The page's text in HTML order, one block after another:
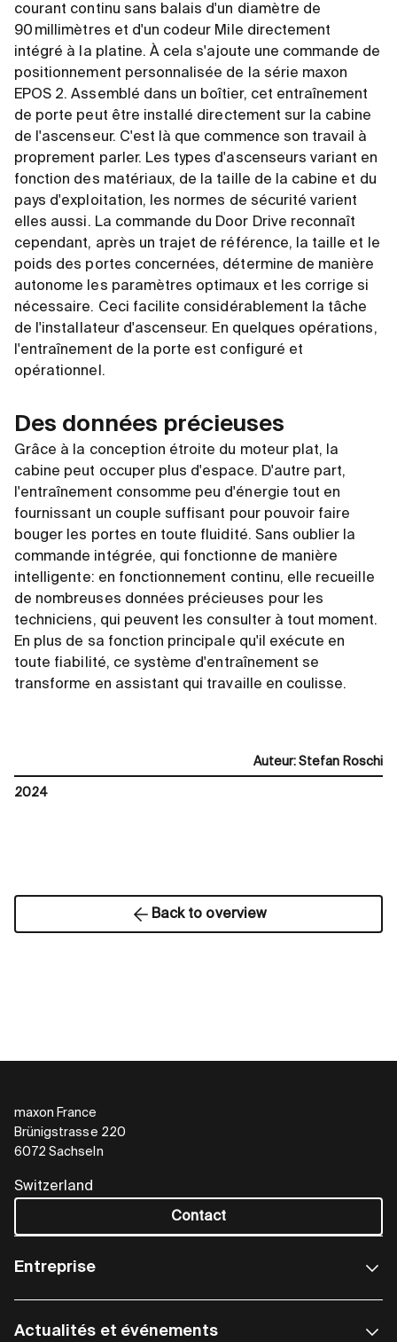
courant continu sans balais d'un diamètre de
90 millimètres et d'un codeur Mile directement
intégré à la platine. À cela s'ajoute une commande de
positionnement personnalisée de la série maxon
EPOS 2. Assemblé dans un boîtier, cet entraînement
de porte peut être installé directement sur la cabine
de l'ascenseur. C'est là que commence son travail à
proprement parler. Les types d'ascenseurs variant en
fonction des matériaux, de la taille de la cabine et du
pays d'exploitation, les normes de sécurité varient
elles aussi. La commande du Door Drive reconnaît
cependant, après un trajet de référence, la taille et le
poids des portes concernées, détermine de manière
autonome les paramètres optimaux et les corrige si
nécessaire. Ceci facilite considérablement la tâche
de l'installateur d'ascenseur. En quelques opérations,
l'entraînement de la porte est configuré et
opérationnel.
Des données précieuses
Grâce à la conception étroite du moteur plat, la
cabine peut occuper plus d'espace. D'autre part,
l'entraînement consomme peu d'énergie tout en
fournissant un couple suffisant pour pouvoir faire
bouger les portes en toute fluidité. Sans oublier la
commande intégrée, qui fonctionne de manière
intelligente: en fonctionnement continu, elle recueille
de nombreuses données précieuses pour les
techniciens, qui peuvent les consulter à tout moment.
En plus de sa fonction principale qu'il exécute en
toute fiabilité, ce système d'entraînement se
transforme en assistant qui travaille en coulisse.
Auteur: Stefan Roschi
2024
Back to overview
maxon France
Brünigstrasse 220
6072 Sachseln
Switzerland
Contact
Entreprise
Actualités et événements